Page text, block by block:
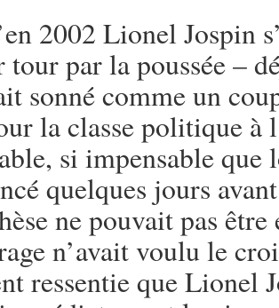
2002 Lionel Jospin
tour par la poussée –
sonné comme un
la classe politique à
si impensable que
quelques jours
ne pouvait pas
n’avait voulu le
ressentie que Lionel